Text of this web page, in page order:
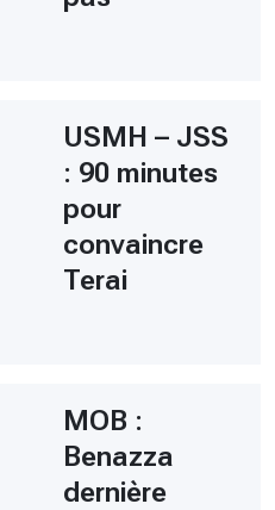
USMH – JSS
: 90 minutes
pour
convaincre
Terai
MOB :
Benazza
dernière